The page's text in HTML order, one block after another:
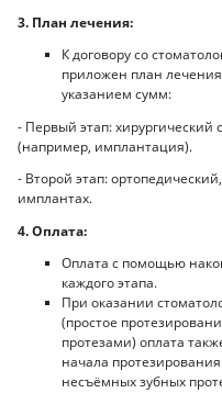
3. План лечения:
К договору со
приложен план
указанием сумм:
- Первый этап: хирургический
(например, имплантация).
- Второй этап:
имплантах.
4. Оплата:
Оплата с помощью
каждого этапа.
При оказании
(простое
протезами) оплата
начала
несъёмных зубных